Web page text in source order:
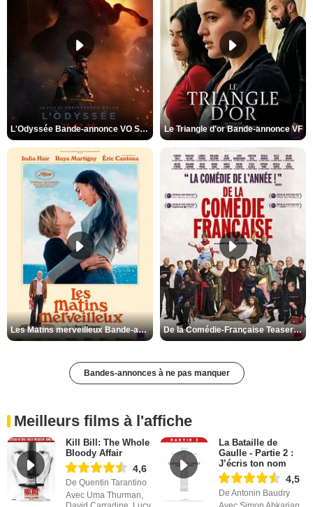
L'Odyssée Bande-annonce VO STFR Le Triangle d'or Bande-annonce VF
Les Matins merveilleux Bande-annonce VF De la Comédie-Française Teaser VF
Bandes-annonces à ne pas manquer
Meilleurs films à l'affiche
Kill Bill: The Whole
Bloody Affair
4,6
De Quentin Tarantino
Avec Uma Thurman,
La Bataille de
Gaulle - Partie 2 :
J’écris ton nom
4,5
De Antonin Baudry